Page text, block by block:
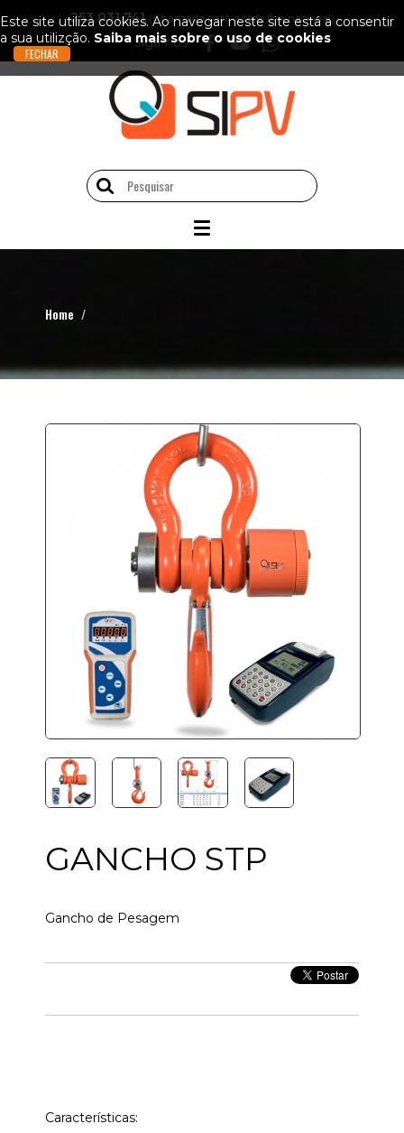
253 031 741 (Chamada para a rede fixa nacional)
Siga-nos
Home
GANCHO STP
Gancho de Pesagem
Características:
Este site utiliza cookies. Ao navegar neste site está a consentir
a sua utilizção. Saiba mais sobre o uso de cookies